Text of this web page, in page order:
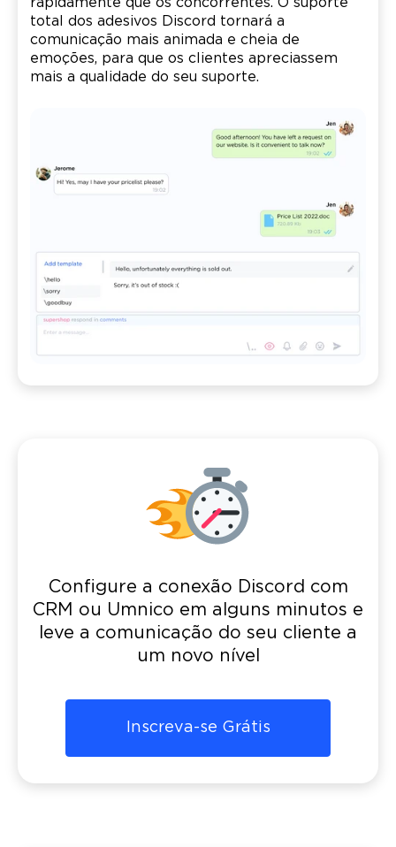
rapidamente que os concorrentes. O suporte
total dos adesivos Discord tornará a
comunicação mais animada e cheia de
emoções, para que os clientes apreciassem
mais a qualidade do seu suporte.
Configure a conexão Discord com
CRM ou Umnico em alguns minutos e
leve a comunicação do seu cliente a
um novo nível
Inscreva-se Grátis